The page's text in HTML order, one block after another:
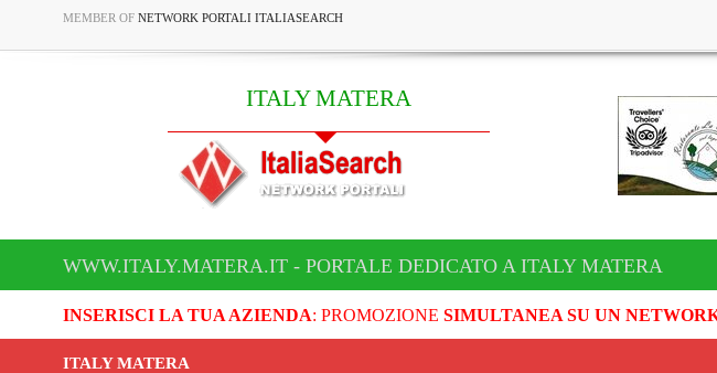
MEMBER OF NETWORK PORTALI ITALIASEARCH
ITALY MATERA
WWW.ITALY.MATERA.IT - PORTALE DEDICATO A ITALY MATERA
INSERISCI LA TUA AZIENDA: PROMOZIONE SIMULTANEA SU UN
ITALY MATERA